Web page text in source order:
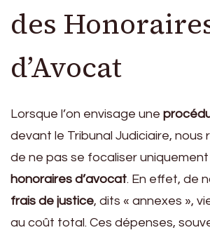
des
d’Avocat
Lorsque l’on envisage une
devant le Tribunal Judiciaire, nous
de ne pas se focaliser uniquement
honoraires d’avocat. En effet, de
frais de justice, dits « annexes »,
au coût total. Ces dépenses,